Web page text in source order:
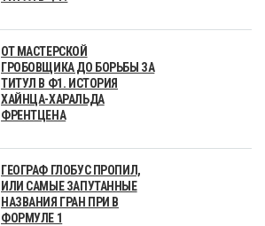
ОТ МАСТЕРСКОЙ
ГРОБОВЩИКА ДО БОРЬБЫ ЗА
ТИТУЛ В Ф1. ИСТОРИЯ
ХАЙНЦА-ХАРАЛЬДА
ФРЕНТЦЕНА
ГЕОГРАФ ГЛОБУС ПРОПИЛ,
ИЛИ САМЫЕ ЗАПУТАННЫЕ
НАЗВАНИЯ ГРАН ПРИ В
ФОРМУЛЕ 1